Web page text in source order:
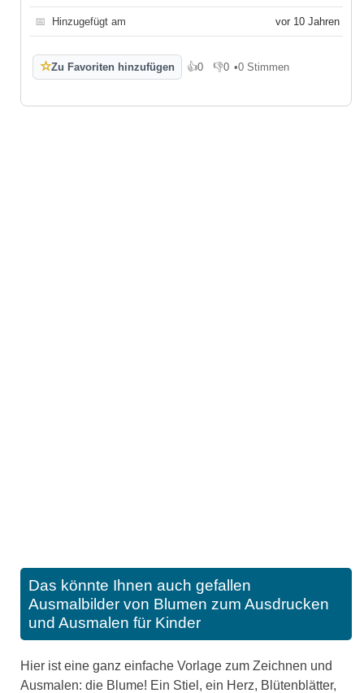
📅 Hinzugefügt am vor 10 Jahren
☆Zu Favoriten hinzufügen 👍0
Gefällt mir
👎0
Gefällt mir nicht
•0 Stimmen
Das könnte Ihnen auch gefallen
Ausmalbilder von Blumen zum Ausdrucken
und Ausmalen für Kinder
Hier ist eine ganz einfache Vorlage zum Zeichnen und
Ausmalen: die Blume! Ein Stiel, ein Herz, Blütenblätter,